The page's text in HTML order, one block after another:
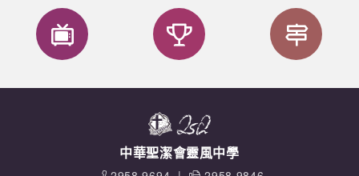
中華聖潔會靈風中學